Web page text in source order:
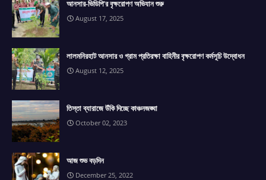
আনসার-ভিডিপি'র বৃক্ষরোপণ অভিযান শুরু
August 17, 2025
লালমনিরহাট আনসার ও গ্রাম প্রতিরক্ষা বাহিনীর বৃক্ষরোপণ কর্মসূচি উদ্বোধন
August 12, 2025
তিস্তা ব্যারাজে উঁকি দিচ্ছে কাঞ্চনজঙ্ঘা
October 02, 2023
আজ শুভ বড়দিন
December 25, 2022